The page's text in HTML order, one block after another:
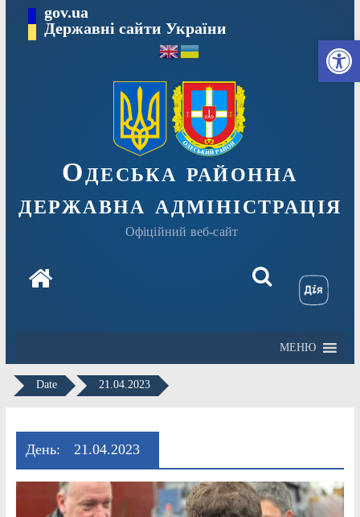
Перейтиgov.ua
Державні сайти України
Одеська районна
державна адміністрація
Офіційний веб-сайт
МЕНЮ
Date 21.04.2023
День: 21.04.2023